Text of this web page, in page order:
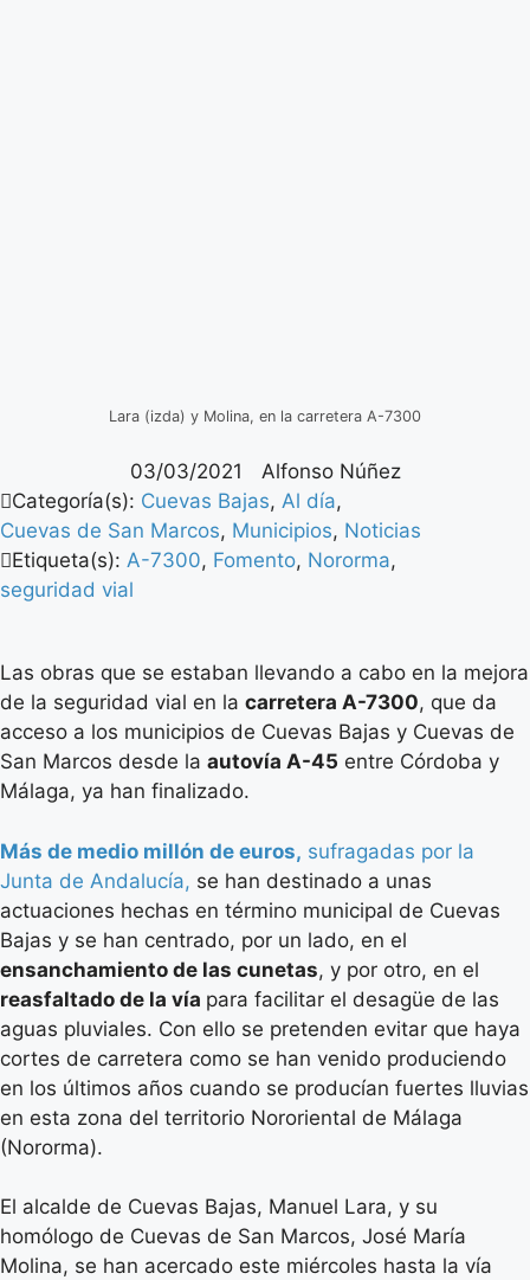
Lara (izda) y Molina, en la carretera A-7300
03/03/2021
Alfonso Núñez
Categoría(s): Cuevas Bajas, Al día,
Cuevas de San Marcos, Municipios, Noticias
Etiqueta(s): A-7300, Fomento, Nororma,
seguridad vial
Las obras que se estaban llevando a cabo en la mejora
de la seguridad vial en la carretera A-7300, que da
acceso a los municipios de Cuevas Bajas y Cuevas de
San Marcos desde la autovía A-45 entre Córdoba y
Málaga, ya han finalizado.
Más de medio millón de euros, sufragadas por la
Junta de Andalucía, se han destinado a unas
actuaciones hechas en término municipal de Cuevas
Bajas y se han centrado, por un lado, en el
ensanchamiento de las cunetas, y por otro, en el
reasfaltado de la vía para facilitar el desagüe de las
aguas pluviales. Con ello se pretenden evitar que haya
cortes de carretera como se han venido produciendo
en los últimos años cuando se producían fuertes lluvias
en esta zona del territorio Nororiental de Málaga
(Nororma).
El alcalde de Cuevas Bajas, Manuel Lara, y su
homólogo de Cuevas de San Marcos, José María
Molina, se han acercado este miércoles hasta la vía